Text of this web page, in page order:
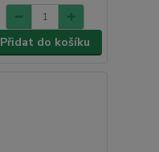
Přidat do košíku